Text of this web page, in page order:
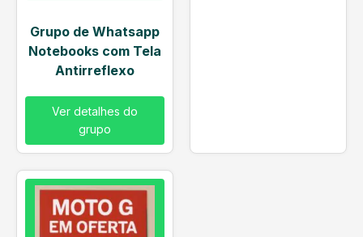
Grupo de Whatsapp
Notebooks com Tela
Antirreflexo
Ver detalhes do
grupo